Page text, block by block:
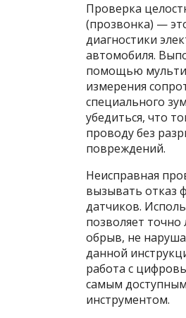
Проверка
(прозвонка) —
диагностики
автомобиля.
помощью
измерения
специального
убедиться, что
проводу без
повреждений.
Неисправная
вызывать отказ
датчиков.
позволяет точно
обрыв, не
данной
работа с
самым
инструментом.